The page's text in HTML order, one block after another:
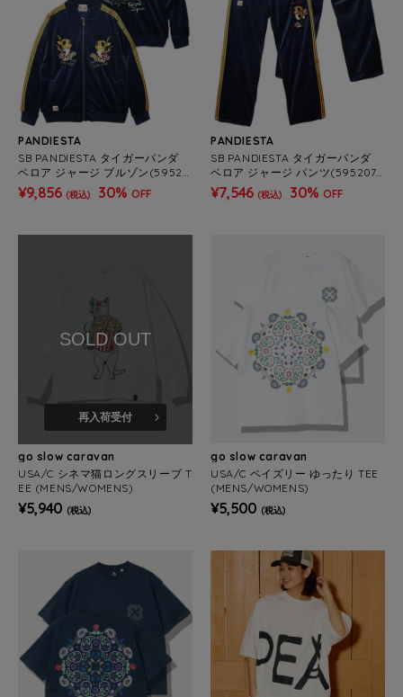
PANDIESTA
SB PANDIESTA タイガーパンダ
ベロア ジャージ ブルゾン(59520
6 MENS/WOMENS)
¥9,856 (税込) 30% OFF
PANDIESTA
SB PANDIESTA タイガーパンダ
ベロア ジャージ パンツ(595207
MENS/WOMENS)
¥7,546 (税込) 30% OFF
SOLD OUT
再入荷受付
go slow caravan
USA/C シネマ猫ロングスリーブ T
EE (MENS/WOMENS)
¥5,940 (税込)
go slow caravan
USA/C ペイズリー ゆったり TEE
(MENS/WOMENS)
¥5,500 (税込)